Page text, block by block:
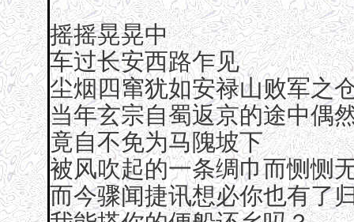
摇摇晃晃中
车过长安西路乍见
尘烟四窜犹如安禄山败军之
当年玄宗自蜀返京的途中偶
竟自不免为马隗坡下
被风吹起的一条绸巾而恻恻
而今骤闻捷讯想必你也有了